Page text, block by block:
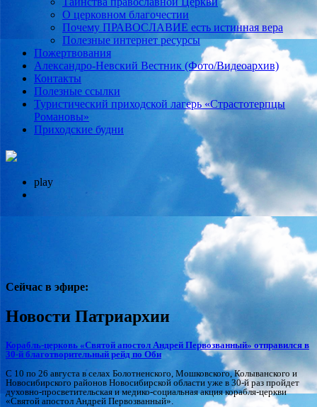
О церковном благочестии
Почему ПРАВОСЛАВИЕ есть истинная вера
Полезные интернет ресурсы
Пожертвования
Александро-Невский Вестник (Фото/Видеоархив)
Контакты
Полезные ссылки
Туристический приходской лагерь «Страстотерпцы
Романовы»
Приходские будни
play
Сейчас в эфире:
Новости Патриархии
Корабль-церковь «Святой апостол Андрей Первозванный» отправился в
30-й благотворительный рейд по Оби
С 10 по 26 августа в селах Болотненского, Мошковского, Колыванского и
Новосибирского районов Новосибирской области уже в 30-й раз пройдет
духовно-просветительская и медико-социальная акция корабля-церкви
«Святой апостол Андрей Первозванный».